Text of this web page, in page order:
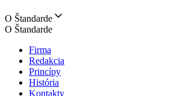
O Štandarde
O Štandarde
Firma
Redakcia
Princípy
História
Kontakty